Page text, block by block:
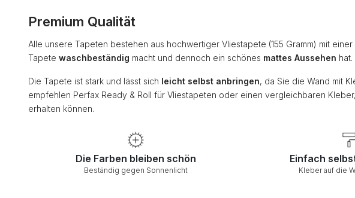
Premium Qualität
Alle unsere Tapeten bestehen aus hochwertiger Vliestapete (155 Gramm) mit
Tapete waschbeständig macht und dennoch ein schönes mattes Aussehen hat.
Die Tapete ist stark und lässt sich leicht selbst anbringen, da Sie die Wand mit
empfehlen Perfax Ready & Roll für Vliestapeten oder einen vergleichbaren
erhalten können.
Die Farben bleiben schön
Beständig gegen Sonnenlicht
Einfach
Kleber auf die